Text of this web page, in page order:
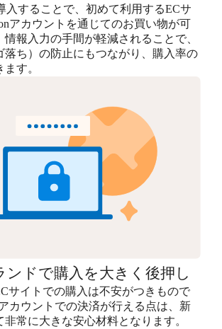
入することで、初めて利用するECサ
アカウントを通じてのお買い物が可
報入力の手間が軽減されることで、
落ち）の防止にもつながり、購入率の
す。
ンドで購入を大きく後押し
サイトでの購入は不安がつきもので
カウントでの決済が行える点は、新
非常に大きな安心材料となります。